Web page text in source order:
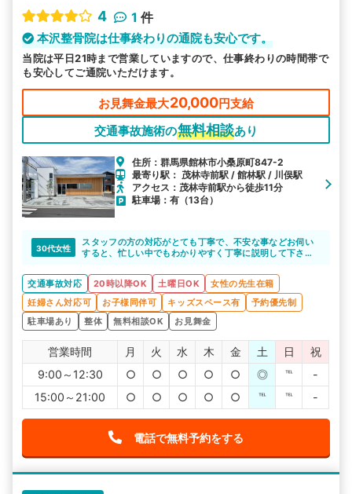
駅から探す 院名から探す
4
1 件
本沢整骨院は仕事終わりの通院も安心です。
当院は平日21時まで営業していますので、仕事終わりの時間帯で
も安心してご通院いただけます。
お見舞金最大20,000円支給
交通事故施術の無料相談あり
住所：群馬県館林市小桑原町847-2
最寄り駅： 茂林寺前駅 / 館林駅 / 川俣駅
アクセス：茂林寺前駅から徒歩11分
駐車場：有（13台）
30代女性
スタッフの方の対応がとても丁寧で、不安な事などお伺い
すると、忙しい中でもわかりやすく丁寧に説明して下さい
います。雰囲気も良く、とても綺麗な整骨院です。
交通事故対応 20時以降OK 土曜日OK
女性の先生在籍
妊婦さん対応可
お子様同伴可 キッズスペース有
予約優先制
駐車場あり
整体 無料相談OK お見舞金
営業時間 月 火 水 木 金 土 日
祝
9:00～12:30
○ ○ ○ ○ ○ ◎ ℡
-
15:00～21:00
○ ○ ○ ○ ○ ℡ ℡ -
電話で無料予約をする